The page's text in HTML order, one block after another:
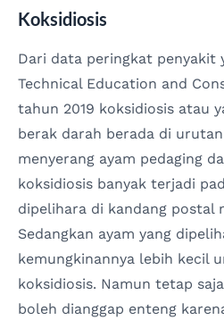
Koksidiosis
Dari data peringkat penyakit
Technical Education and
tahun 2019 koksidiosis atau
berak darah berada di
menyerang ayam pedaging
koksidiosis banyak terjadi
dipelihara di kandang postal
Sedangkan ayam yang
kemungkinannya lebih kecil
koksidiosis. Namun tetap
boleh dianggap enteng